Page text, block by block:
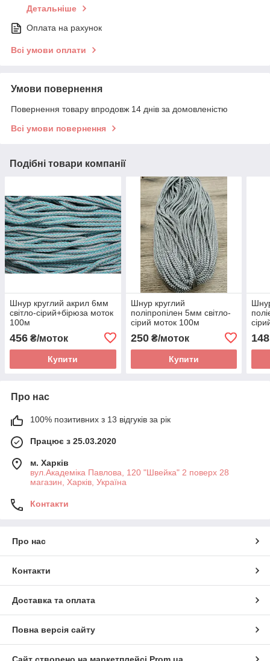
Детальніше
Оплата на рахунок
Всі умови оплати
Умови повернення
Повернення товару впродовж 14 днів за домовленістю
Всі умови повернення
Подібні товари компанії
Шнур круглий акрил 6мм
світло-сірий+бірюза моток
100м
456 ₴/моток
Купити
Шнур круглий
поліпропілен 5мм світло-
сірий моток 100м
250₴/моток
Купити
148
Про нас
100% позитивних з 13 відгуків за рік
Працює з 25.03.2020
м. Харків
вул.Академіка Павлова, 120 "Швейка" 2 поверх 28
магазин, Харків, Україна
Контакти
Про нас
Контакти
Доставка та оплата
Повна версія сайту